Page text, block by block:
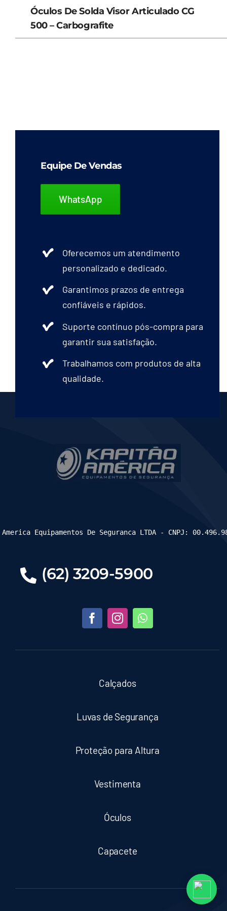
Óculos De Solda Visor Articulado CG
500 – Carbografite
Equipe De Vendas
WhatsApp
Oferecemos um atendimento
personalizado e dedicado.
Garantimos prazos de entrega
confiáveis e rápidos.
Suporte contínuo pós-compra para
garantir sua satisfação.
Trabalhamos com produtos de alta
qualidade.
(62) 3209-5900
Calçados
Luvas de Segurança
Proteção para Altura
Vestimenta
Óculos
Capacete
Equipamentos De Seguranca LTDA - CNPJ: